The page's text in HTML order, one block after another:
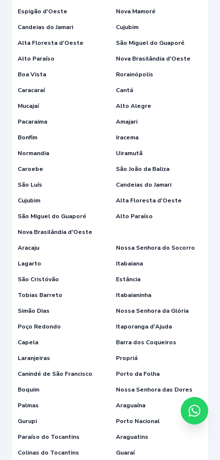
Espigão d'Oeste
Nova Mamoré
Candeias do Jamari
Cujubim
Alta Floresta d'Oeste
São Miguel do Guaporé
Alto Paraíso
Nova Brasilândia d'Oeste
Boa Vista
Rorainópolis
Caracaraí
Cantá
Mucajaí
Alto Alegre
Pacaraima
Amajari
Bonfim
Iracema
Normandia
Uiramutã
Caroebe
São João da Baliza
São Luís
Candeias do Jamari
Cujubim
Alta Floresta d'Oeste
São Miguel do Guaporé
Alto Paraíso
Nova Brasilândia d'Oeste
Aracaju
Nossa Senhora do Socorro
Lagarto
Itabaiana
São Cristóvão
Estância
Tobias Barreto
Itabaianinha
Simão Dias
Nossa Senhora da Glória
Poço Redondo
Itaporanga d'Ajuda
Capela
Barra dos Coqueiros
Laranjeiras
Propriá
Canindé de São Francisco
Porto da Folha
Boquim
Nossa Senhora das Dores
Palmas
Araguaína
Gurupi
Porto Nacional
Paraíso do Tocantins
Araguatins
Colinas do Tocantins
Guaraí